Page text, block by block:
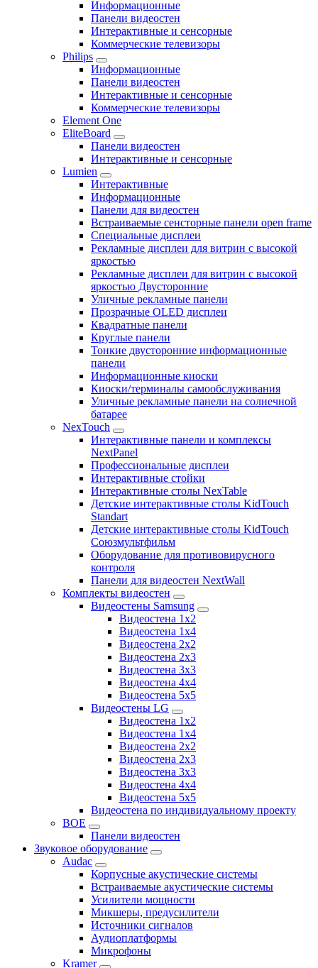
Информационные
Панели видеостен
Интерактивные и сенсорные
Коммерческие телевизоры
Philips
Информационные
Панели видеостен
Интерактивные и сенсорные
Коммерческие телевизоры
Element One
EliteBoard
Панели видеостен
Интерактивные и сенсорные
Lumien
Интерактивные
Информационные
Панели для видеостен
Встраиваемые сенсторные панели open frame
Специальные дисплеи
Рекламные дисплеи для витрин с высокой
яркостью
Рекламные дисплеи для витрин с высокой
яркостью Двусторонние
Уличные рекламные панели
Прозрачные OLED дисплеи
Квадратные панели
Круглые панели
Тонкие двусторонние информационные
панели
Информационные киоски
Киоски/терминалы самообслуживания
Уличные рекламные панели на солнечной
батарее
NexTouch
Интерактивные панели и комплексы
NextPanel
Профессиональные дисплеи
Интерактивные стойки
Интерактивные столы NexTable
Детские интерактивные столы KidTouch
Standart
Детские интерактивные столы KidTouch
Союзмультфильм
Оборудование для противовирусного
контроля
Панели для видеостен NextWall
Комплекты видеостен
Видеостены Samsung
Видеостена 1x2
Видеостена 1x4
Видеостена 2x2
Видеостена 2х3
Видеостена 3x3
Видеостена 4x4
Видеостена 5x5
Видеостены LG
Видеостена 1x2
Видеостена 1x4
Видеостена 2x2
Видеостена 2x3
Видеостена 3x3
Видеостена 4x4
Видеостена 5x5
Видеостена по индивидуальному проекту
BOE
Панели видеостен
Звуковое оборудование
Audac
Корпусные акустические системы
Встраиваемые акустические системы
Усилители мощности
Микшеры, предусилители
Источники сигналов
Аудиоплатформы
Микрофоны
Kramer